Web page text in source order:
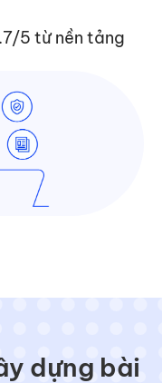
5 từ nền tảng
dựng bài